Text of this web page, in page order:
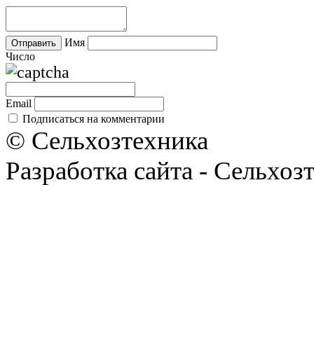
Имя
Число
Email
Подписаться на комментарии
© Сельхозтехника
Разработка сайта -